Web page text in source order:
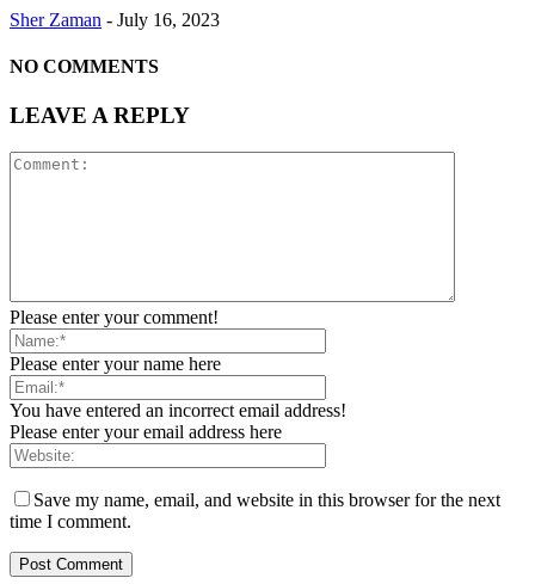
Sher Zaman - July 16, 2023
NO COMMENTS
LEAVE A REPLY
Please enter your comment!
Please enter your name here
You have entered an incorrect email address!
Please enter your email address here
Save my name, email, and website in this browser for the next
time I comment.